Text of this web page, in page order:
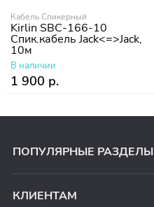
Кабель Спикерный
Kirlin SBC-166-10
Спик.кабель Jack<=>Jack,
10м
В наличии
1 900 р.
ПОПУЛЯРНЫЕ РАЗДЕЛЫ
КЛИЕНТАМ